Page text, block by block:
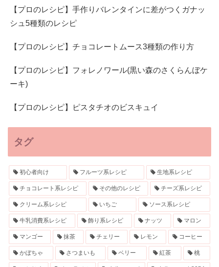
【プロのレシピ】手作りバレンタインに差がつくガナッ
シュ5種類のレシピ
【プロのレシピ】チョコレートムース3種類の作り方
【プロのレシピ】フォレノワール(黒い森のさくらんぼケ
ーキ)
【プロのレシピ】ピスタチオのビスキュイ
タグ
初心者向け フルーツ系レシピ 生地系レシピ
チョコレート系レシピ その他のレシピ チーズ系レシピ
クリーム系レシピ いちご ソース系レシピ
牛乳消費系レシピ 飾り系レシピ ナッツ マロン
マンゴー 抹茶 チェリー レモン コーヒー
かぼちゃ さつまいも ベリー 紅茶 桃